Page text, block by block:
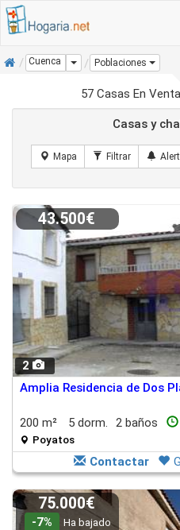
InicioCuenca Dropdown
Poblaciones
57 Casas En
Casas y
2
43.500€
Amplia Residencia de Dos
200 m² 5 dorm. 2 baños
Poyatos
Contactar
75.000€
-7%
Ha bajado